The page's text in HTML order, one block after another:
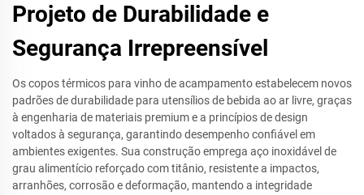
Projeto de Durabilidade e
Segurança Irrepreensível
Os copos térmicos para vinho de acampamento estabelecem novos
padrões de durabilidade para utensílios de bebida ao ar livre, graças
à engenharia de materiais premium e a princípios de design
voltados à segurança, garantindo desempenho confiável em
ambientes exigentes. Sua construção emprega aço inoxidável de
grau alimentício reforçado com titânio, resistente a impactos,
arranhões, corrosão e deformação, mantendo a integridade